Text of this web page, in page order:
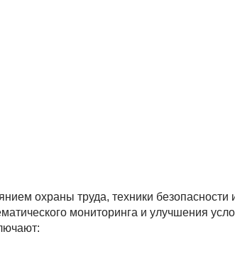
охраны труда, техники
мониторинга и улучшения